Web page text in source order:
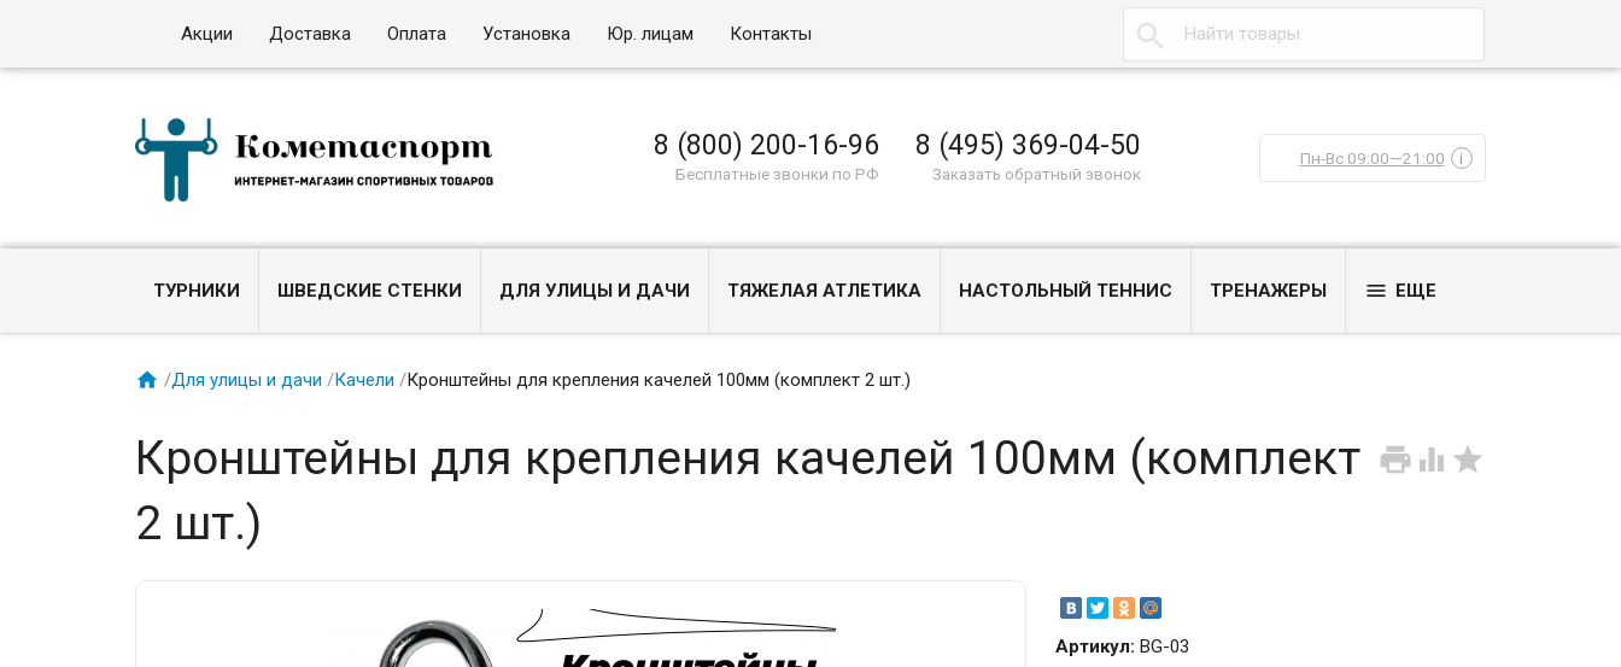
Акции Доставка Оплата Установка Юр. лицам Контакты 
8 (800) 200-16-96
Бесплатные звонки по РФ
8 (495) 369-04-50
Заказать обратный звонок
Пн-Вс 09:00—21:00 i
ТУРНИКИ ШВЕДСКИЕ СТЕНКИ ДЛЯ УЛИЦЫ И ДАЧИ ТЯЖЕЛАЯ АТЛЕТИКА НАСТОЛЬНЫЙ ТЕННИС ТРЕНАЖЕРЫ  ЕЩЕ
 /Для улицы и дачи /Качели /Кронштейны для крепления качелей 100мм (комплект 2 шт.)
  
Кронштейны для крепления качелей 100мм (комплект
2 шт.)
Артикул: BG-03